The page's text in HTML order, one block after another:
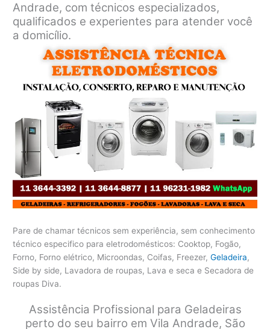
Andrade, com técnicos especializados,
qualificados e experientes para atender você
a domicílio.
Pare de chamar técnicos sem experiência, sem conhecimento
técnico especifico para eletrodomésticos: Cooktop, Fogão,
Forno, Forno elétrico, Microondas, Coifas, Freezer,Geladeira,
Side by side, Lavadora de roupas, Lava e seca e Secadora de
roupas Diva.
Assistência Profissional para Geladeiras
perto do seu bairro em Vila Andrade, São